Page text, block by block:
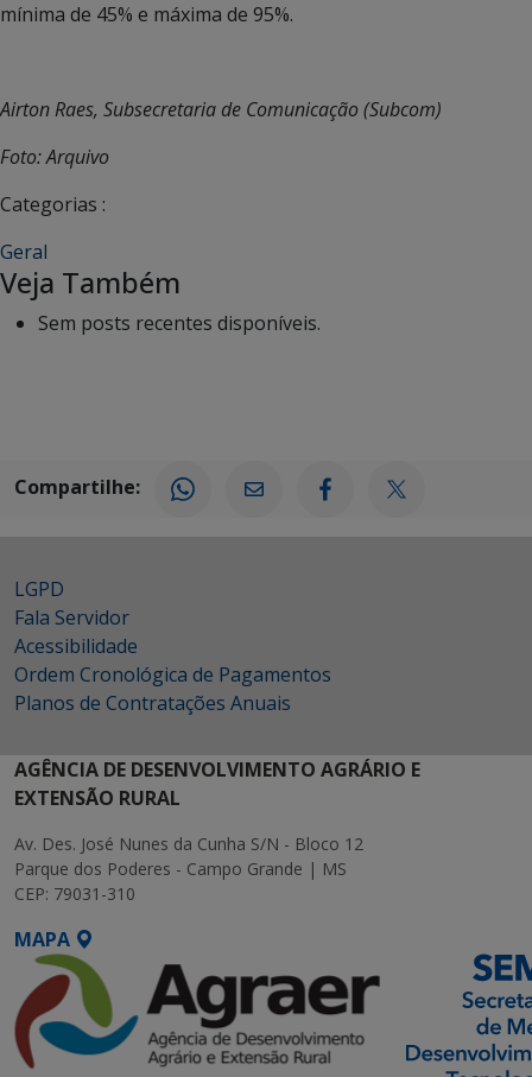
mínima de 45% e máxima de 95%.
Airton Raes, Subsecretaria de Comunicação (Subcom)
Foto: Arquivo
Categorias :
Geral
Veja Também
Sem posts recentes disponíveis.
Compartilhe:
LGPD
Fala Servidor
Acessibilidade
Ordem Cronológica de Pagamentos
Planos de Contratações Anuais
AGÊNCIA DE DESENVOLVIMENTO AGRÁRIO E
EXTENSÃO RURAL
Av. Des. José Nunes da Cunha S/N - Bloco 12
Parque dos Poderes - Campo Grande | MS
CEP: 79031-310
MAPA